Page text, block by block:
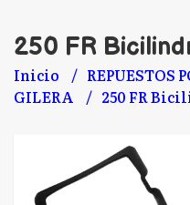
250 FR
Inicio
REPUESTOS
GILERA
250 FR